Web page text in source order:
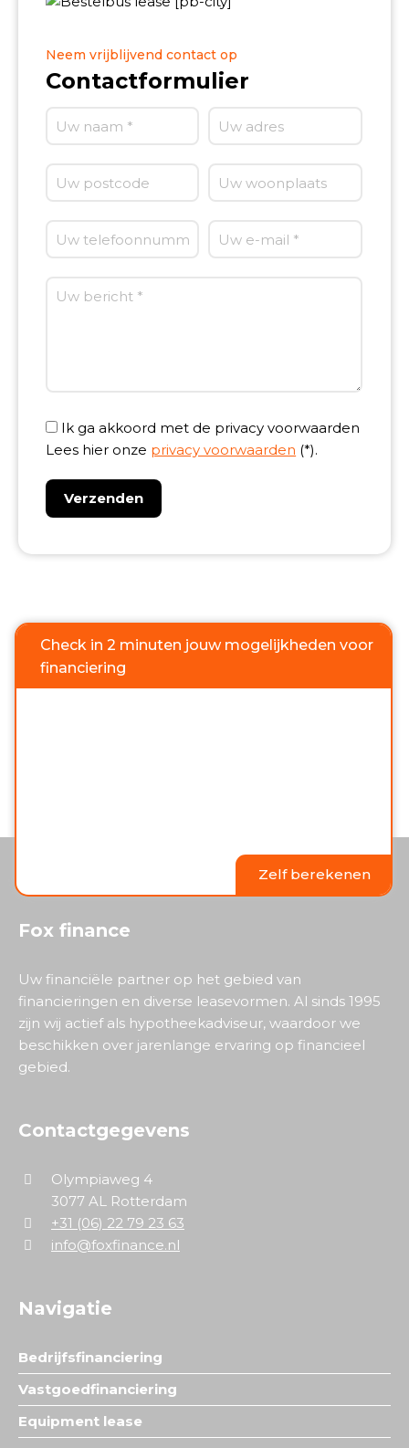
Neem vrijblijvend contact op
Contactformulier
Ik ga akkoord met de privacy voorwaarden
Lees hier onze privacy voorwaarden (*).
Check in 2 minuten jouw mogelijkheden voor
financiering
Zelf berekenen
Fox finance
Uw financiële partner op het gebied van
financieringen en diverse leasevormen. Al sinds 1995
zijn wij actief als hypotheekadviseur, waardoor we
beschikken over jarenlange ervaring op financieel
gebied.
Contactgegevens
Olympiaweg 4
3077 AL Rotterdam
+31 (06) 22 79 23 63
info@foxfinance.nl
Navigatie
Bedrijfsfinanciering
Vastgoedfinanciering
Equipment lease